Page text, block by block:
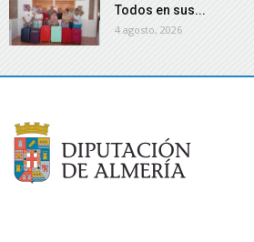
Todos en sus...
4 agosto, 2026